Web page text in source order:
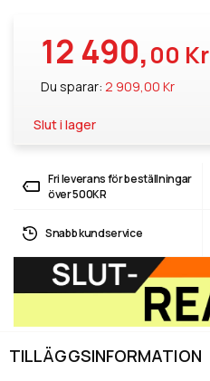
12 490,00 Kr
Du sparar: 2 909,00 Kr
Slut i lager
Fri leverans för beställningar
över 500KR
Snabb kundservice
TILLÄGGSINFORMATION